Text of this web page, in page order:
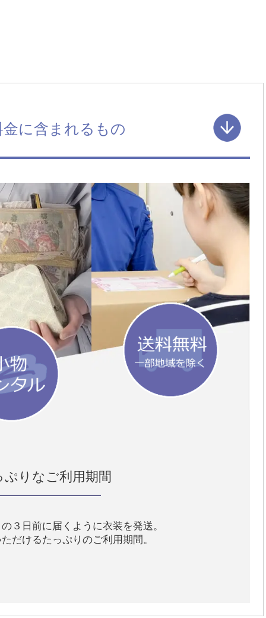
に含まれるもの
ぷりなご利用期間
３日前に届くように衣装を発送。
だけるたっぷりのご利用期間。